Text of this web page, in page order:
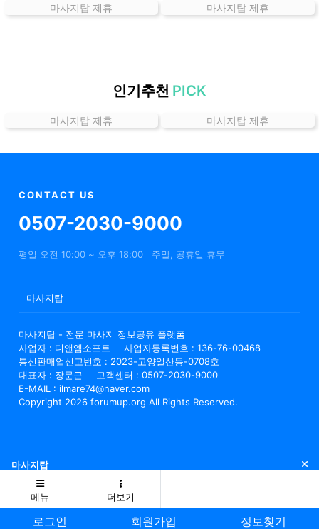
는
할
정
마사지탑 제휴 마사지탑 제휴
인기추천 PICK
마사지탑 제휴 마사지탑 제휴
CONTACT US
0507-2030-9000
평일 오전 10:00 ~ 오후 18:00 주말, 공휴일 휴무
마사지탑
마사지탑 - 전문 마사지 정보공유 플랫폼
사업자 : 디앤엠소프트
사업자등록번호 : 136-76-00468
통신판매업신고번호 : 2023-고양일산동-0708호
대표자 : 장문근
고객센터 : 0507-2030-9000
E-MAIL : ilmare74@naver.com
Copyright 2026 forumup.org All Rights Reserved.
마사지탑 닫
메뉴 더보기
로그인 회원가입 정보찾기